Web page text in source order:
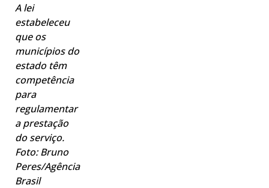
A lei
estabeleceu
que os
municípios do
estado têm
competência
para
regulamentar
a prestação
do serviço.
Foto: Bruno
Peres/Agência
Brasil